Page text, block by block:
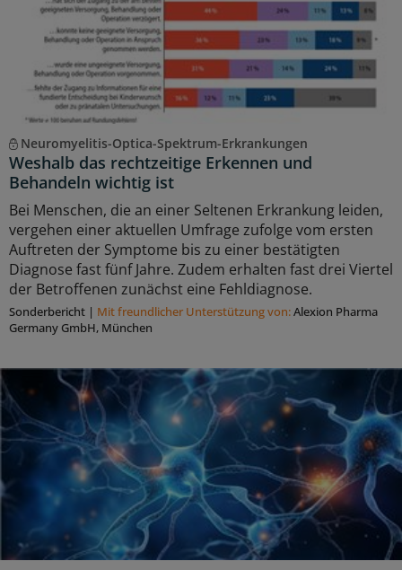
Neuromyelitis-Optica-Spektrum-Erkrankungen
Weshalb das rechtzeitige Erkennen und
Behandeln wichtig ist
Bei Menschen, die an einer Seltenen Erkrankung leiden,
vergehen einer aktuellen Umfrage zufolge vom ersten
Auftreten der Symptome bis zu einer bestätigten
Diagnose fast fünf Jahre. Zudem erhalten fast drei Viertel
der Betroffenen zunächst eine Fehldiagnose.
Sonderbericht | Mit freundlicher Unterstützung von:Alexion Pharma
Germany GmbH, München